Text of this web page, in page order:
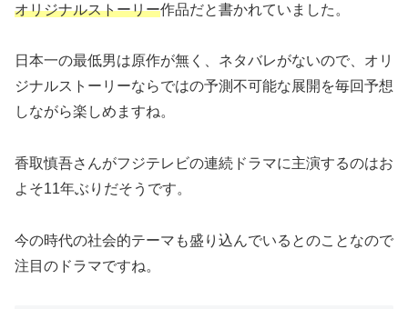
オリジナルストーリー作品だと書かれていました。
日本一の最低男は原作が無く、ネタバレがないので、オリ
ジナルストーリーならではの予測不可能な展開を毎回予想
しながら楽しめますね。
香取慎吾さんがフジテレビの連続ドラマに主演するのはお
よそ11年ぶりだそうです。
今の時代の社会的テーマも盛り込んでいるとのことなので
注目のドラマですね。